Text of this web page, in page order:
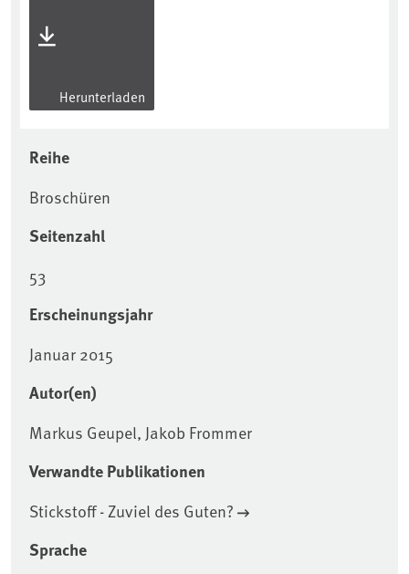
Herunterladen
Reihe
Broschüren
Seitenzahl
53
Erscheinungsjahr
Januar 2015
Autor(en)
Markus Geupel, Jakob Frommer
Verwandte Publikationen
Stickstoff - Zuviel des Guten?
Sprache